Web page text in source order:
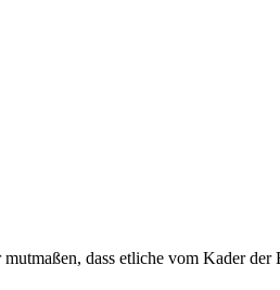
dass etliche vom Kader der